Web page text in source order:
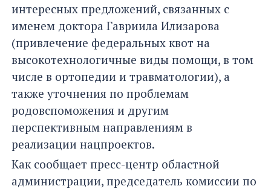
интересных предложений, связанных с
именем доктора Гавриила Илизарова
(привлечение федеральных квот на
высокотехнологичные виды помощи, в том
числе в ортопедии и травматологии), а
также уточнения по проблемам
родовспоможения и другим
перспективным направлениям в
реализации нацпроектов.
Как сообщает пресс-центр областной
администрации, председатель комиссии по